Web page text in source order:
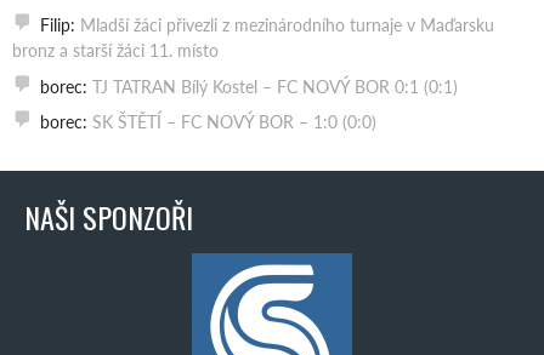
Filip: Mladší žáci přivezli z mezinárodního turnaje v Maďarsku
bronz a starší žáci 11. místo
borec: TJ TATRAN Bílý Kostel – FC NOVÝ BOR 0:1 (0:1)
borec: SK ŠTĚTÍ – FC NOVÝ BOR – 1:0 (0:0)
NAŠI SPONZOŘI